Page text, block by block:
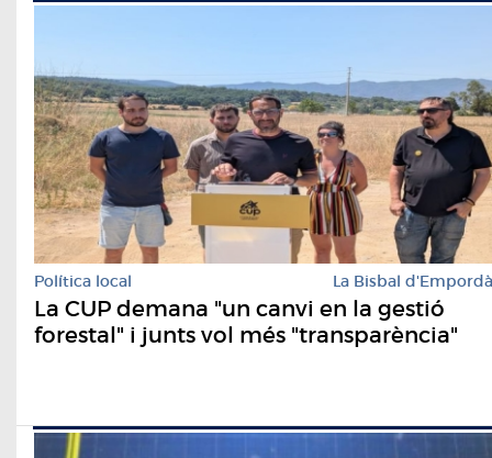
Política local La Bisbal d'Empordà
La CUP demana "un canvi en la gestió
forestal" i junts vol més "transparència"